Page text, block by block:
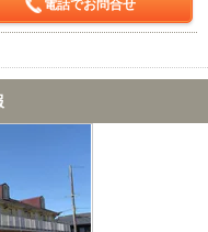
電話でお問合せ